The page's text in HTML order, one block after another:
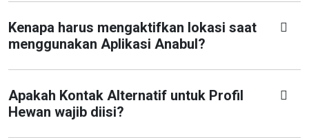
Kenapa harus mengaktifkan lokasi saat
menggunakan Aplikasi Anabul?
Apakah Kontak Alternatif untuk Profil
Hewan wajib diisi?